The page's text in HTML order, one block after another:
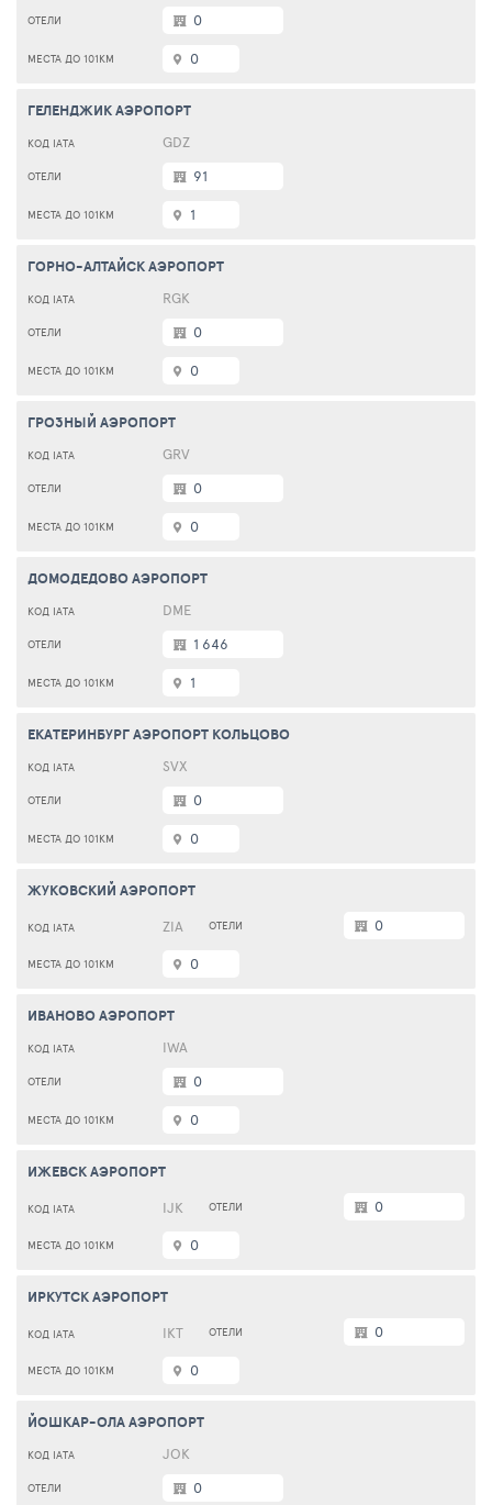
0
0
ГЕЛЕНДЖИК АЭРОПОРТ
GDZ
91
1
ГОРНО-АЛТАЙСК АЭРОПОРТ
RGK
0
0
ГРОЗНЫЙ АЭРОПОРТ
GRV
0
0
ДОМОДЕДОВО АЭРОПОРТ
DME
1 646
1
ЕКАТЕРИНБУРГ АЭРОПОРТ КОЛЬЦОВО
SVX
0
0
ЖУКОВСКИЙ АЭРОПОРТ
ZIA
0
0
ИВАНОВО АЭРОПОРТ
IWA
0
0
ИЖЕВСК АЭРОПОРТ
IJK
0
0
ИРКУТСК АЭРОПОРТ
IKT
0
0
ЙОШКАР-ОЛА АЭРОПОРТ
JOK
0